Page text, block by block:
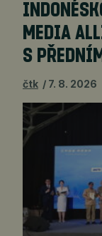
MEDIA
S
čtk 7. 8. 2026